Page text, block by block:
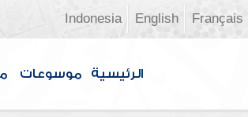
Français
English
Indonesia
الرئيسية موسوعات